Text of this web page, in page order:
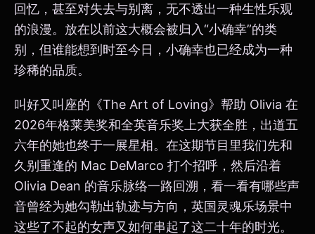
回忆，甚至对失去与别离，无不透出一种生性乐观
的浪漫。放在以前这大概会被归入“小确幸”的类
别，但谁能想到时至今日，小确幸也已经成为一种
珍稀的品质。
叫好又叫座的《The Art of Loving》帮助 Olivia 在
2026年格莱美奖和全英音乐奖上大获全胜，出道五
六年的她也终于一展星相。在这期节目里我们先和
久别重逢的 Mac DeMarco 打个招呼，然后沿着
Olivia Dean 的音乐脉络一路回溯，看一看有哪些声
音曾经为她勾勒出轨迹与方向，英国灵魂乐场景中
这些了不起的女声又如何串起了这二十年的时光。